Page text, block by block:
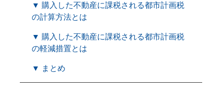
▼ 購入した不動産に課税される都市計画税
の計算方法とは
▼ 購入した不動産に課税される都市計画税
の軽減措置とは
▼ まとめ